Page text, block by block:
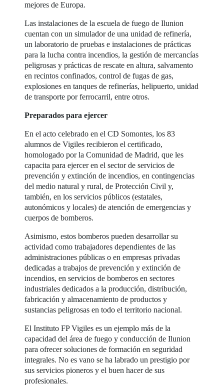
mejores de Europa.
Las instalaciones de la escuela de fuego de Ilunion
cuentan con un simulador de una unidad de refinería,
un laboratorio de pruebas e instalaciones de prácticas
para la lucha contra incendios, la gestión de mercancías
peligrosas y prácticas de rescate en altura, salvamento
en recintos confinados, control de fugas de gas,
explosiones en tanques de refinerías, helipuerto, unidad
de transporte por ferrocarril, entre otros.
Preparados para ejercer
En el acto celebrado en el CD Somontes, los 83
alumnos de Vigiles recibieron el certificado,
homologado por la Comunidad de Madrid, que les
capacita para ejercer en el sector de servicios de
prevención y extinción de incendios, en contingencias
del medio natural y rural, de Protección Civil y,
también, en los servicios públicos (estatales,
autonómicos y locales) de atención de emergencias y
cuerpos de bomberos.
Asimismo, estos bomberos pueden desarrollar su
actividad como trabajadores dependientes de las
administraciones públicas o en empresas privadas
dedicadas a trabajos de prevención y extinción de
incendios, en servicios de bomberos en sectores
industriales dedicados a la producción, distribución,
fabricación y almacenamiento de productos y
sustancias peligrosas en todo el territorio nacional.
El Instituto FP Vigiles es un ejemplo más de la
capacidad del área de fuego y conducción de Ilunion
para ofrecer soluciones de formación en seguridad
integrales. No es vano se ha labrado un prestigio por
sus servicios pioneros y el buen hacer de sus
profesionales.